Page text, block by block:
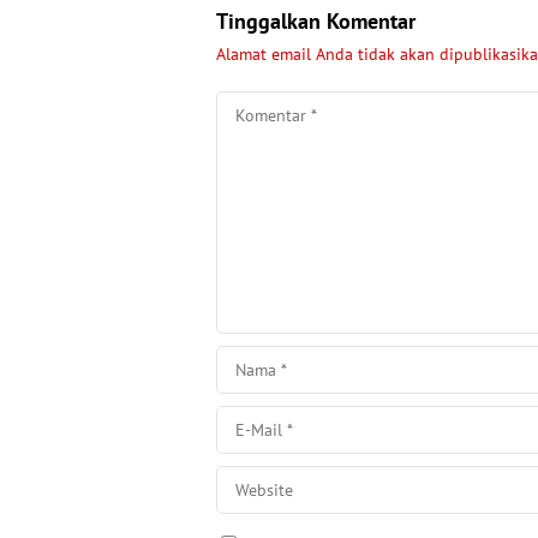
Tinggalkan Komentar
Alamat email Anda tidak akan